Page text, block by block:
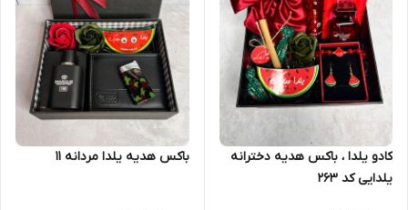
کادو‌ یلدا ، باکس هدیه دخترانه
یلدایی کد ۲۶۳
باکس هدیه یلدا مردانه ۱۱